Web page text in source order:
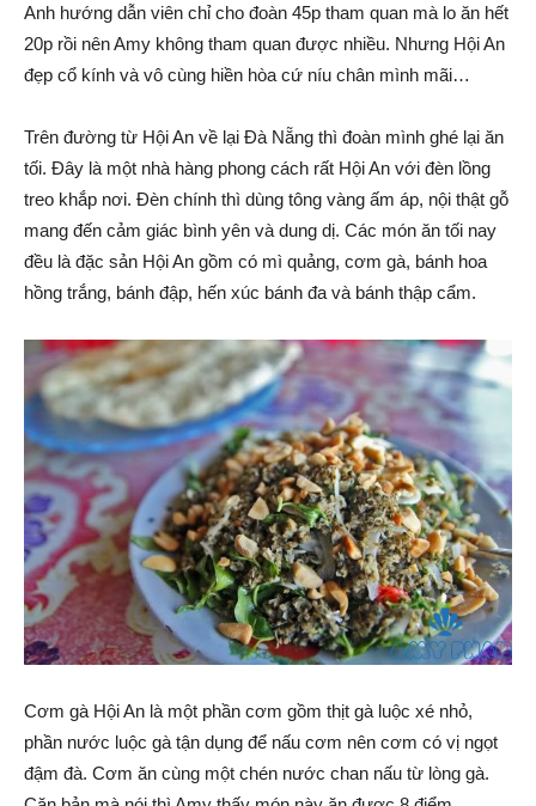
Anh hướng dẫn viên chỉ cho đoàn 45p tham quan mà lo ăn hết
20p rồi nên Amy không tham quan được nhiều. Nhưng Hội An
đẹp cổ kính và vô cùng hiền hòa cứ níu chân mình mãi…
Trên đường từ Hội An về lại Đà Nẵng thì đoàn mình ghé lại ăn
tối. Đây là một nhà hàng phong cách rất Hội An với đèn lồng
treo khắp nơi. Đèn chính thì dùng tông vàng ấm áp, nội thật gỗ
mang đến cảm giác bình yên và dung dị. Các món ăn tối nay
đều là đặc sản Hội An gồm có mì quảng, cơm gà, bánh hoa
hồng trắng, bánh đập, hến xúc bánh đa và bánh thập cẩm.
Cơm gà Hội An là một phần cơm gồm thịt gà luộc xé nhỏ,
phần nước luộc gà tận dụng để nấu cơm nên cơm có vị ngọt
đậm đà. Cơm ăn cùng một chén nước chan nấu từ lòng gà.